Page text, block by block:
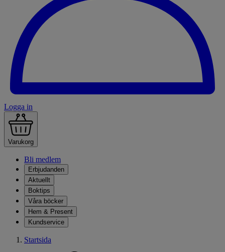
Logga in
Varukorg
Bli medlem
Erbjudanden
Aktuellt
Boktips
Våra böcker
Hem & Present
Kundservice
Startsida